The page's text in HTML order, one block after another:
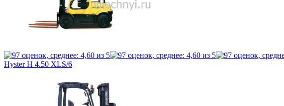
Hyster H 4.50 XLS/6